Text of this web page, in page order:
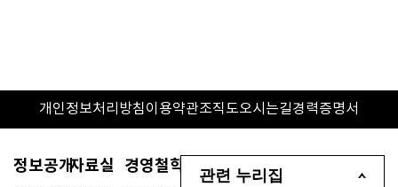
개인정보처리방침이용약관조직도오시는길경력증명서
정보공개자료실 경영철학 관련 누리집